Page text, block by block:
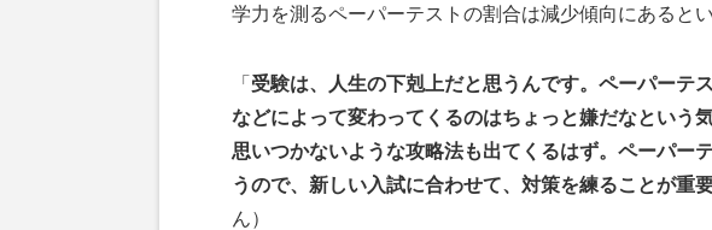
学力を測るペーパーテストの割合は減少傾向にあるとい
「 受験は、人生の下剋上だと思うんです。ペーパーテ
などによって変わってくるのはちょっと嫌だなという
思いつかないような攻略法も出てくるはず。ペーパー
うので、新しい入試に合わせて、対策を練ることが重
ん）